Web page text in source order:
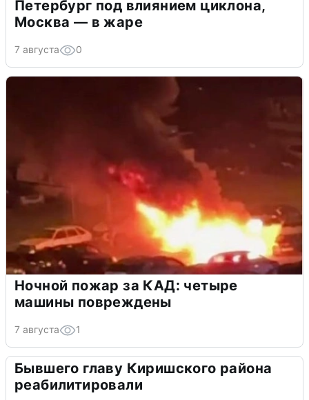
Петербург под влиянием циклона,
Москва — в жаре
7 августа 0
Ночной пожар за КАД: четыре
машины повреждены
7 августа 1
Бывшего главу Киришского района
реабилитировали